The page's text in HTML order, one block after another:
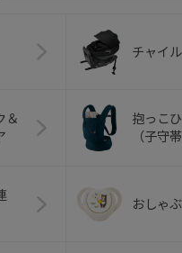
チャイ
＆
抱っこ
（子守帯
おしゃ